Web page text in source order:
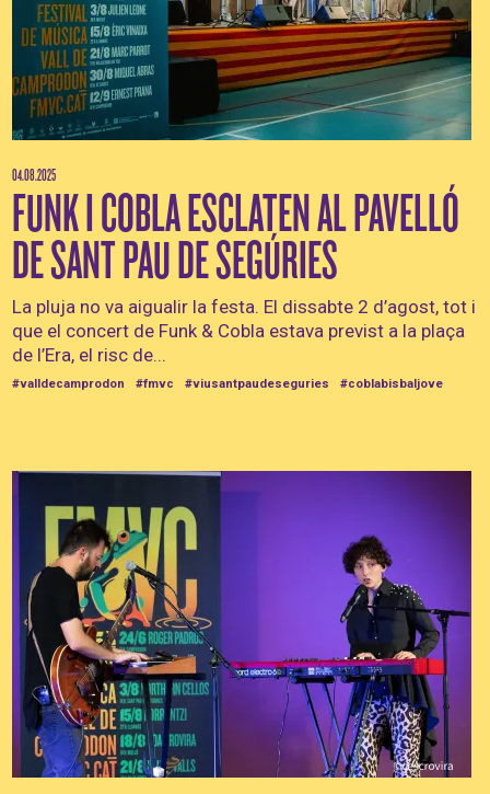
04.08.2025
FUNK I COBLA ESCLATEN AL PAVELLÓ
DE SANT PAU DE SEGÚRIES
La pluja no va aigualir la festa. El dissabte 2 d’agost, tot i
que el concert de Funk & Cobla estava previst a la plaça
de l’Era, el risc de...
#valldecamprodon #fmvc #viusantpaudeseguries #coblabisbaljove